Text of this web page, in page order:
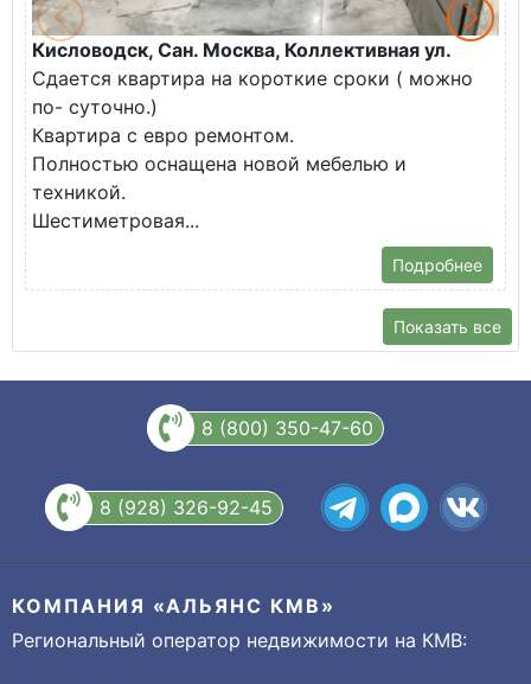
Кисловодск, Сан. Москва, Коллективная ул.
Сдается квартира на короткие сроки ( можно
по- суточно.)
Квартира с евро ремонтом.
Полностью оснащена новой мебелью и
техникой.
Шестиметровая...
Подробнее
Показать все
8 (800) 350-47-60
8 (928) 326-92-45
КОМПАНИЯ «АЛЬЯНС КМВ»
Региональный оператор недвижимости на КМВ: